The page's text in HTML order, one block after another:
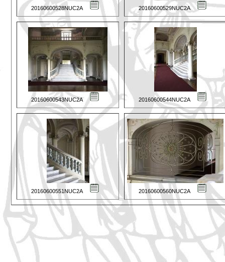
20160600528NUC2A 20160600529NUC2A
20160600543NUC2A 20160600544NUC2A
20160600551NUC2A 20160600560NUC2A